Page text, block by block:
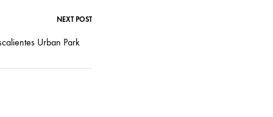
NEXT POST
Urban Park